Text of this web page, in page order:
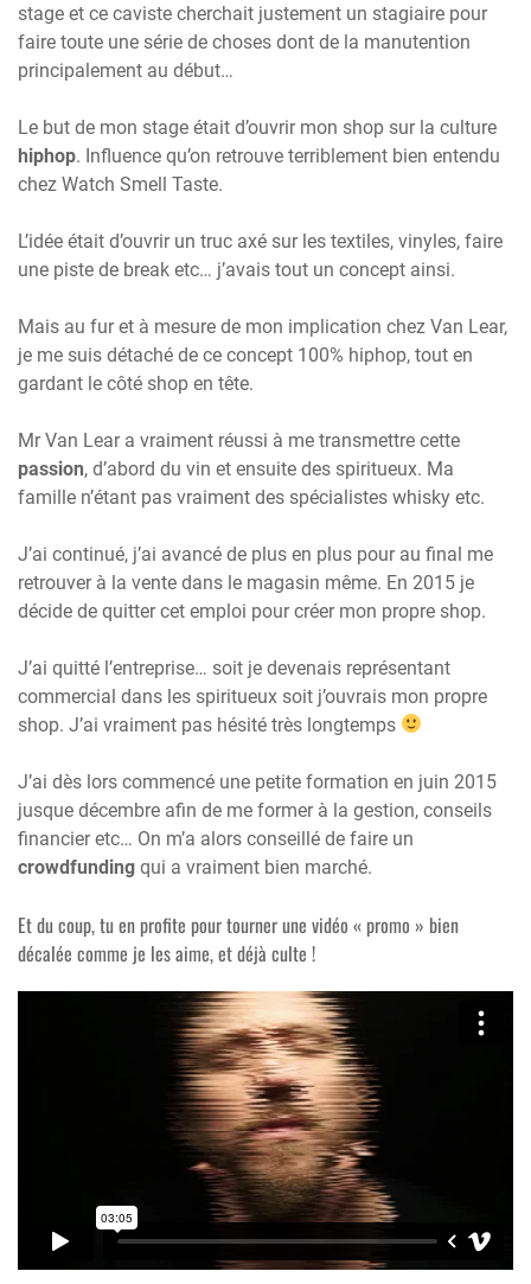
stage et ce caviste cherchait justement un stagiaire pour
faire toute une série de choses dont de la manutention
principalement au début…
Le but de mon stage était d’ouvrir mon shop sur la culture
hiphop. Influence qu’on retrouve terriblement bien entendu
chez Watch Smell Taste.
L’idée était d’ouvrir un truc axé sur les textiles, vinyles, faire
une piste de break etc… j’avais tout un concept ainsi.
Mais au fur et à mesure de mon implication chez Van Lear,
je me suis détaché de ce concept 100% hiphop, tout en
gardant le côté shop en tête.
Mr Van Lear a vraiment réussi à me transmettre cette
passion, d’abord du vin et ensuite des spiritueux. Ma
famille n’étant pas vraiment des spécialistes whisky etc.
J’ai continué, j’ai avancé de plus en plus pour au final me
retrouver à la vente dans le magasin même. En 2015 je
décide de quitter cet emploi pour créer mon propre shop.
J’ai quitté l’entreprise… soit je devenais représentant
commercial dans les spiritueux soit j’ouvrais mon propre
shop. J’ai vraiment pas hésité très longtemps
J’ai dès lors commencé une petite formation en juin 2015
jusque décembre afin de me former à la gestion, conseils
financier etc… On m’a alors conseillé de faire un
crowdfunding qui a vraiment bien marché.
Et du coup, tu en profite pour tourner une vidéo « promo » bien
décalée comme je les aime, et déjà culte !